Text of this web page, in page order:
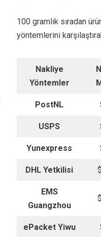
100 gramlık sıradan
yöntemlerini
Nakliye
Yöntemler
PostNL
USPS
Yunexpress
DHL Yetkilisi
EMS
Guangzhou
ePacket Yiwu